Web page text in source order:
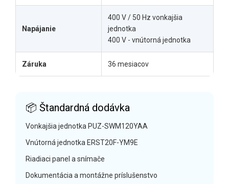
Napájanie
400 V / 50 Hz vonkajšia
jednotka
400 V - vnútorná jednotka
Záruka 36 mesiacov
📦 Štandardná dodávka
Vonkajšia jednotka PUZ-SWM120YAA
Vnútorná jednotka ERST20F-YM9E
Riadiaci panel a snímače
Dokumentácia a montážne príslušenstvo